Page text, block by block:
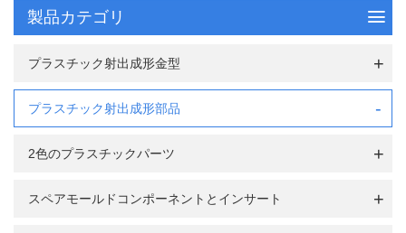
製品カテゴリ
プラスチック射出成形金型
プラスチック射出成形部品
2色のプラスチックパーツ
スペアモールドコンポーネントとインサート